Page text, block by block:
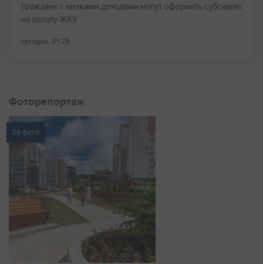
Граждане с низкими доходами могут оформить субсидию
на оплату ЖКУ
сегодня, 01:28
Фоторепортаж
20 фото